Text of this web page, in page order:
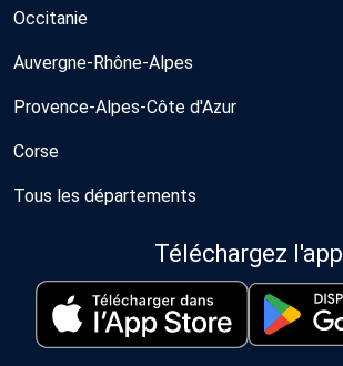
Occitanie
Auvergne-Rhône-Alpes
Provence-Alpes-Côte d'Azur
Corse
Tous les départements
Téléchargez l'app